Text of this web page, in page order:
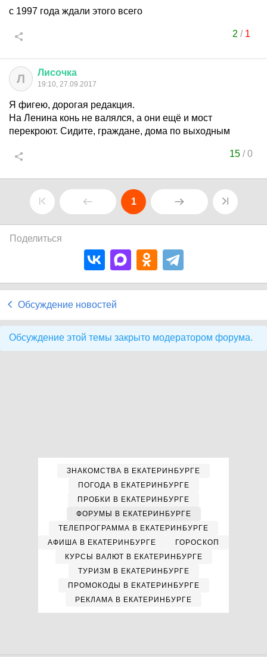
с 1997 года ждали этого всего
2 / 1
Л Лисочка
19:10, 27.09.2017
Я фигею, дорогая редакция.
На Ленина конь не валялся, а они ещё и мост
перекроют. Сидите, граждане, дома по выходным
15 /0
1
Поделиться
Обсуждение новостей
Обсуждение этой темы закрыто модератором форума.
ЗНАКОМСТВА В ЕКАТЕРИНБУРГЕ
ПОГОДА В ЕКАТЕРИНБУРГЕ
ПРОБКИ В ЕКАТЕРИНБУРГЕ
ФОРУМЫ В ЕКАТЕРИНБУРГЕ
ТЕЛЕПРОГРАММА В ЕКАТЕРИНБУРГЕ
АФИША В ЕКАТЕРИНБУРГЕ
ГОРОСКОП
КУРСЫ ВАЛЮТ В ЕКАТЕРИНБУРГЕ
ТУРИЗМ В ЕКАТЕРИНБУРГЕ
ПРОМОКОДЫ В ЕКАТЕРИНБУРГЕ
РЕКЛАМА В ЕКАТЕРИНБУРГЕ